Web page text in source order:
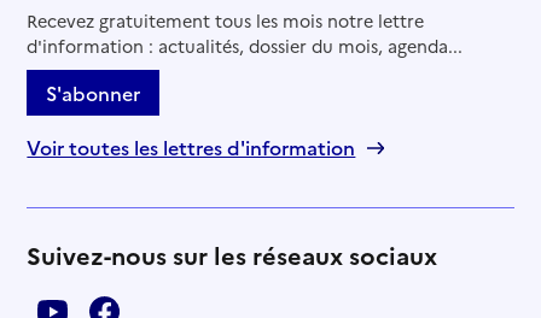
Recevez gratuitement tous les mois notre lettre
d'information : actualités, dossier du mois, agenda...
S'abonner
Voir toutes les lettres d'information
Suivez-nous sur les réseaux sociaux